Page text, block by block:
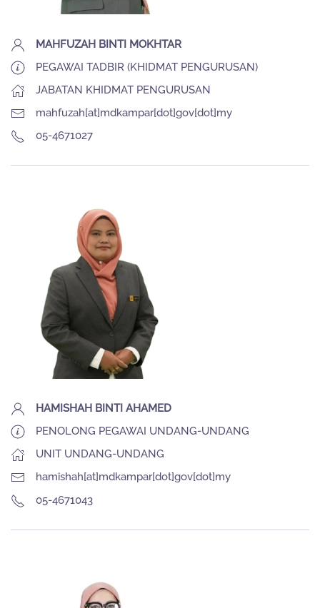
MAHFUZAH BINTI MOKHTAR
PEGAWAI TADBIR (KHIDMAT PENGURUSAN)
JABATAN KHIDMAT PENGURUSAN
mahfuzah[at]mdkampar[dot]gov[dot]my
05-4671027
HAMISHAH BINTI AHAMED
PENOLONG PEGAWAI UNDANG-UNDANG
UNIT UNDANG-UNDANG
hamishah[at]mdkampar[dot]gov[dot]my
05-4671043